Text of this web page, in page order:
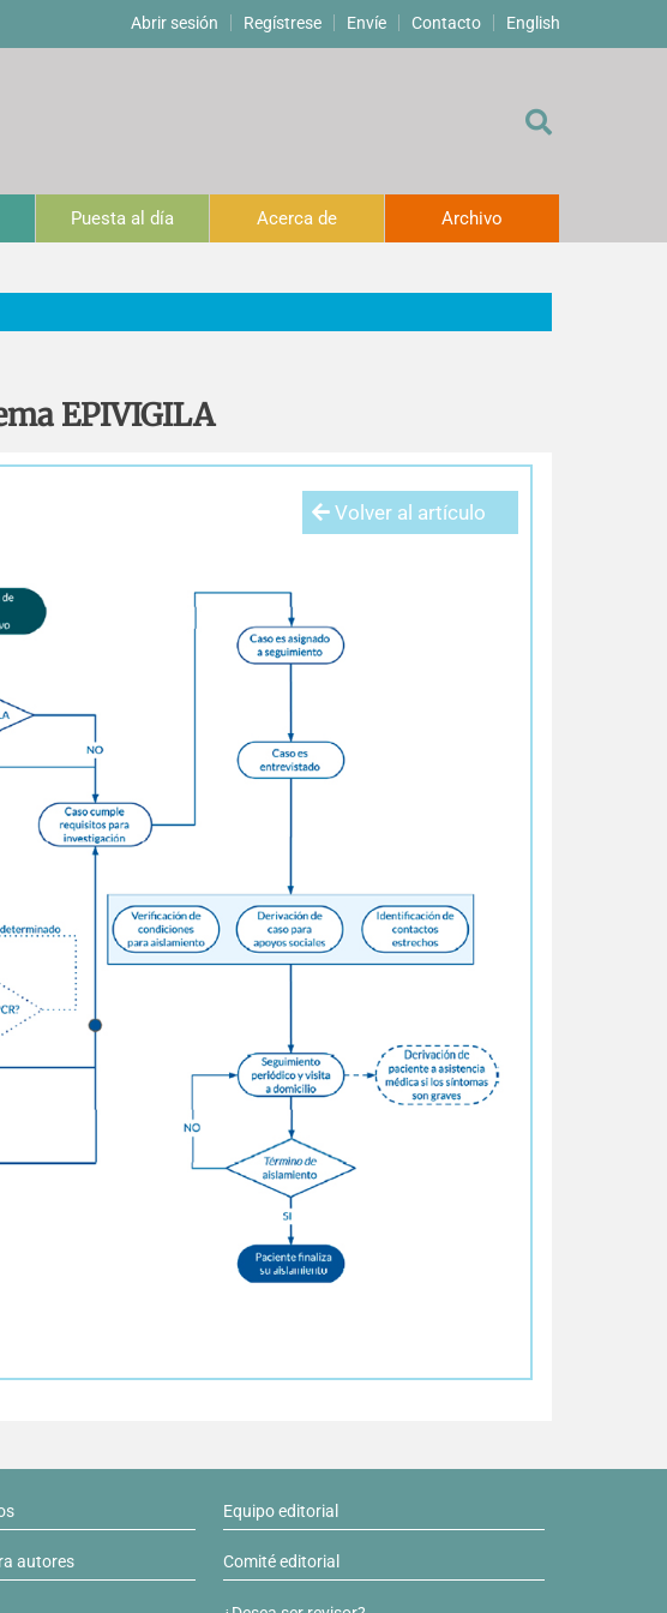
Abrir sesión Regístrese Envíe Contacto English
Puesta al día Acerca de Archivo
EPIVIGILA
Volver al artículo
autores
Equipo editorial
Comité editorial